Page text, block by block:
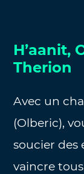
H’aanit,
Therion
Avec un
(Olberic),
soucier des
vaincre